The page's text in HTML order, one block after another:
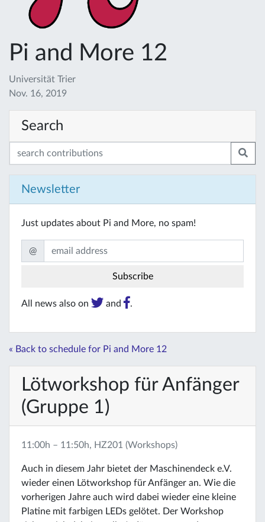
Pi and More 12
Universität Trier
Nov. 16, 2019
Search
Newsletter
Just updates about Pi and More, no spam!
@
All news also on and .
« Back to schedule for Pi and More 12
Lötworkshop für Anfänger
(Gruppe 1)
11:00h – 11:50h, HZ201 (Workshops)
Auch in diesem Jahr bietet der Maschinendeck e.V.
wieder einen Lötworkshop für Anfänger an. Wie die
vorherigen Jahre auch wird dabei wieder eine kleine
Platine mit farbigen LEDs gelötet. Der Workshop